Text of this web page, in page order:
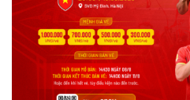
Sức khỏe
Dinh dưỡng - món ngon